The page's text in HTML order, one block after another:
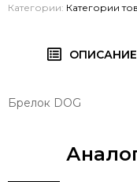
Категории: Категории
ОПИСАНИЕ
Брелок DOG